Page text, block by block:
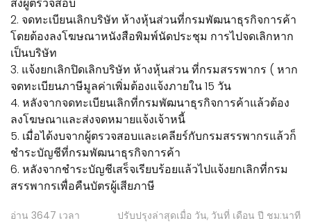
2. จดทะเบียนเลิกบริษัท ห้างหุ้นส่วนที่กรมพัฒนาธุรกิจการค้า
โดยต้องลงโฆษณาหนังสือพิมพ์นัดประชุม การไปจดเลิกหาก
เป็นบริษัท
3. แจ้งยกเลิกปิดเลิกบริษัท ห้างหุ้นส่วน ที่กรมสรรพากร ( หาก
จดทะเบียนภาษีมูลค่าเพิ่มต้องแจ้งภายใน 15 วัน
4. หลังจากจดทะเบียนเลิกที่กรมพัฒนาธุรกิจการค้าแล้วต้อง
ลงโฆษณาและส่งจดหมายแจ้งเจ้าหนี้
5. เมื่อได้งบจากผู้ตรวจสอบและเคลียร์กับกรมสรรพากรแล้วก็
ชำระบัญชีที่กรมพัฒนาธุรกิจการค้า
6. หลังจากชำระบัญชีเสร็จเรียบร้อยแล้วไปแจ้งยกเลิกที่กรม
สรรพากรเพื่อคืนบัตรผู้เสียภาษี
อ่าน 3647 เวลา ปรับปรุงล่าสุดเมื่อ วัน, วันที่ เดือน ปี ชม:นาที